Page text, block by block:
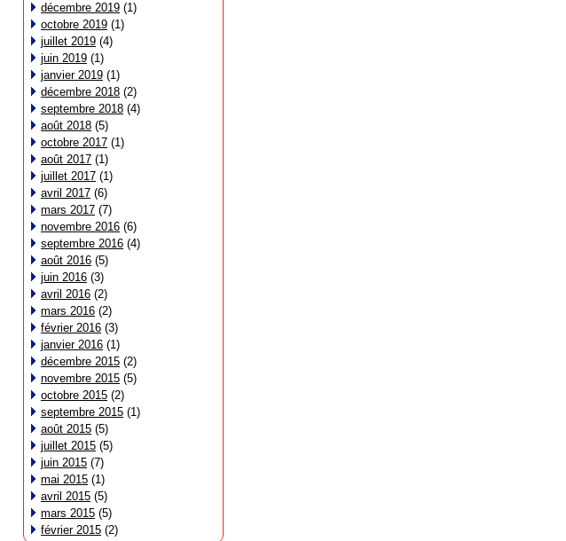
décembre 2019 (1)
octobre 2019 (1)
juillet 2019 (4)
juin 2019 (1)
janvier 2019 (1)
décembre 2018 (2)
septembre 2018 (4)
août 2018 (5)
octobre 2017 (1)
août 2017 (1)
juillet 2017 (1)
avril 2017 (6)
mars 2017 (7)
novembre 2016 (6)
septembre 2016 (4)
août 2016 (5)
juin 2016 (3)
avril 2016 (2)
mars 2016 (2)
février 2016 (3)
janvier 2016 (1)
décembre 2015 (2)
novembre 2015 (5)
octobre 2015 (2)
septembre 2015 (1)
août 2015 (5)
juillet 2015 (5)
juin 2015 (7)
mai 2015 (1)
avril 2015 (5)
mars 2015 (5)
février 2015 (2)